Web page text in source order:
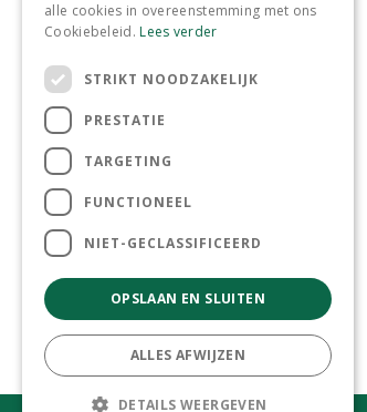
Tuincentrum Lokkemientje
1135 VZ Edam
0299-372465
info@lokkemientje.nl
alle cookies in overeenstemming met ons
Cookiebeleid. Lees verder
STRIKT NOODZAKELIJK
PRESTATIE
TARGETING
FUNCTIONEEL
NIET-GECLASSIFICEERD
OPSLAAN EN SLUITEN
ALLES AFWIJZEN
DETAILS WEERGEVEN